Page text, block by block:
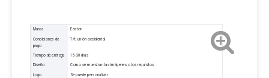
Marca Easton
Condiciones de
pago
T/t, unión occidental
Tiempo de entrega 15-30 días
Diseño Como se muestran las imágenes o los requisitos
Logo Se puede personalizar